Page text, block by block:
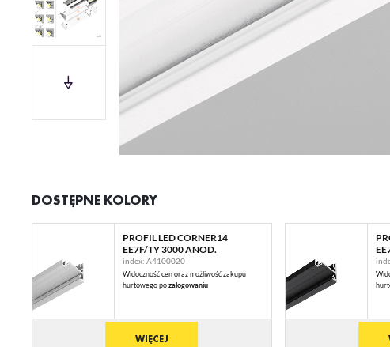
DOSTĘPNE KOLORY
PROFIL LED CORNER14
EE7F/TY 3000 ANOD.
index: A4100020
Widoczność cen oraz możliwość zakupu
hurtowego pozalogowaniu
WIĘCEJ